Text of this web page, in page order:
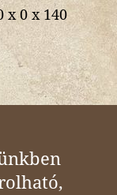
x 0 x 140